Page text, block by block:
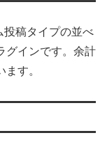
投稿タイプの並べ
グインです。余計
す。